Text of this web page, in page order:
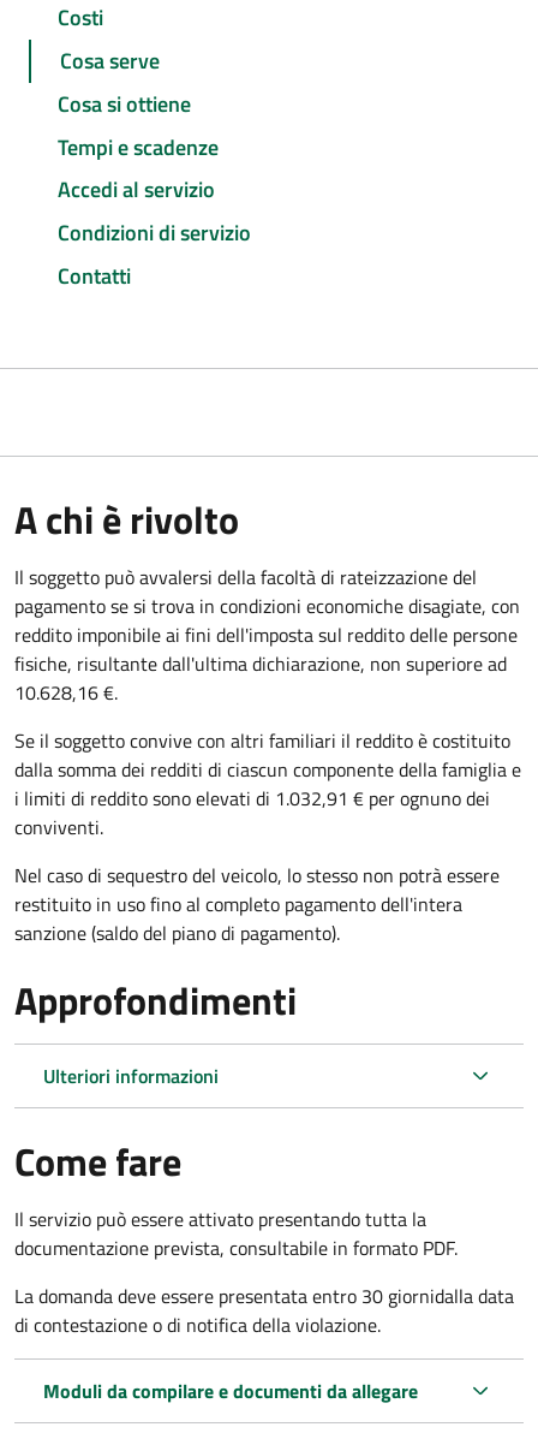
Costi
Cosa serve
Cosa si ottiene
Tempi e scadenze
Accedi al servizio
Condizioni di servizio
Contatti
A chi è rivolto
Il soggetto può avvalersi della facoltà di rateizzazione del
pagamento se si trova in condizioni economiche disagiate, con
reddito imponibile ai fini dell'imposta sul reddito delle persone
fisiche, risultante dall'ultima dichiarazione, non superiore ad
10.628,16 €.
Se il soggetto convive con altri familiari il reddito è costituito
dalla somma dei redditi di ciascun componente della famiglia e
i limiti di reddito sono elevati di 1.032,91 € per ognuno dei
conviventi.
Nel caso di sequestro del veicolo, lo stesso non potrà essere
restituito in uso fino al completo pagamento dell'intera
sanzione (saldo del piano di pagamento).
Approfondimenti
Ulteriori informazioni
Come fare
Il servizio può essere attivato presentando tutta la
documentazione prevista, consultabile in formato PDF.
La domanda deve essere presentata entro 30 giornidalla data
di contestazione o di notifica della violazione.
Moduli da compilare e documenti da allegare